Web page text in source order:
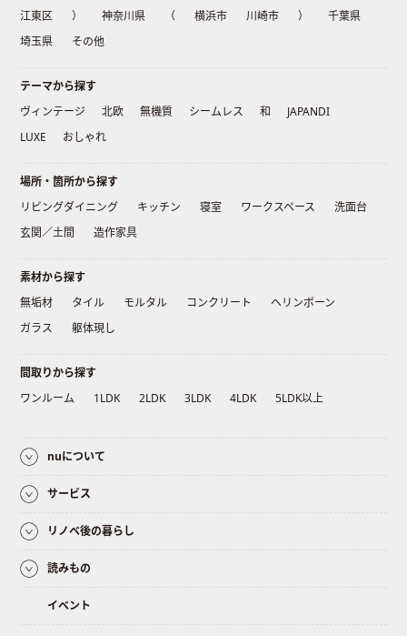
江東区
） 神奈川県 （ 横浜市 川崎市 ）
千葉県
埼玉県
その他
テーマから探す
ヴィンテージ
北欧 無機質 シームレス 和
JAPANDI
LUXE
おしゃれ
場所・箇所から探す
リビングダイニング
キッチン 寝室 ワークスペース
洗面台
玄関／土間
造作家具
素材から探す
無垢材
タイル モルタル コンクリート
ヘリンボーン
ガラス
躯体現し
間取りから探す
ワンルーム
1LDK 2LDK 3LDK 4LDK 5LDK以上
nuについて
サービス
リノベ後の暮らし
読みもの
イベント